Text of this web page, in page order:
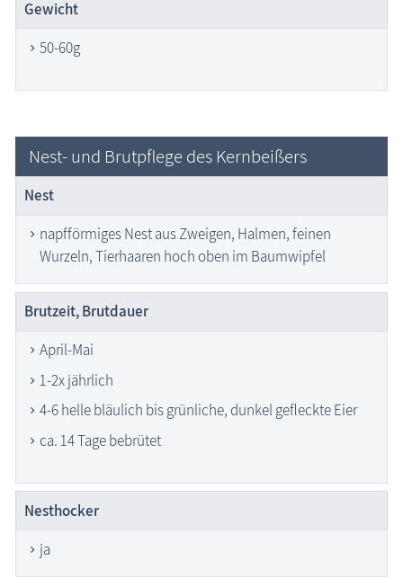
Gewicht
50-60g
Nest- und Brutpflege des Kernbeißers
Nest
napfförmiges Nest aus Zweigen, Halmen, feinen
Wurzeln, Tierhaaren hoch oben im Baumwipfel
Brutzeit, Brutdauer
April-Mai
1-2x jährlich
4-6 helle bläulich bis grünliche, dunkel gefleckte Eier
ca. 14 Tage bebrütet
Nesthocker
ja